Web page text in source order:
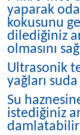
yaparak
kokusunu
dilediğiniz
olmasını
Ultrasonik
yağları
Su
istediğiniz